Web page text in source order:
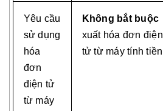
Yêu cầu
sử dụng
hóa
đơn
điện tử
từ máy
Không bắt buộc
xuất hóa đơn điện
tử từ máy tính tiền